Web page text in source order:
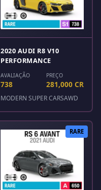
2020 AUDI R8 V10
PERFORMANCE
AVALIAÇÃO
738
PREÇO
281,000 CR
MODERN SUPER CARSAWD
RARE